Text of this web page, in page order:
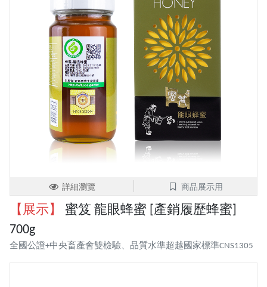
詳細瀏覽 商品展示用
【展示】
蜜笈 龍眼蜂蜜 [產銷履歷蜂蜜]
700g
全國公證+中央畜產會雙檢驗、品質水準超越國家標準CNS1305